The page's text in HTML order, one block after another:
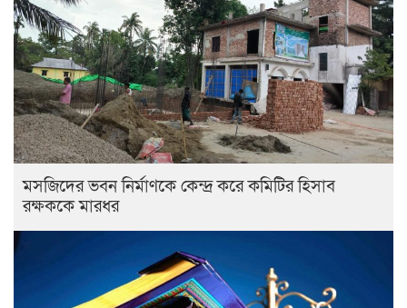
মসজিদের ভবন নির্মাণকে কেন্দ্র করে কমিটির হিসাব
রক্ষককে মারধর